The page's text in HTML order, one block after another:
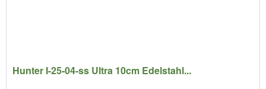
Hunter I-25-04-ss Ultra 10cm Edelstahl...